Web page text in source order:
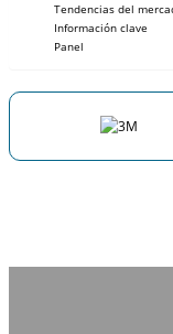
Tendencias del
Información clave
Panel